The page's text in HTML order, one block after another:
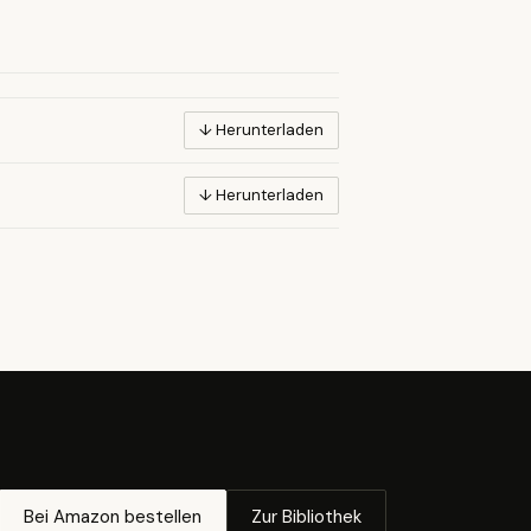
↓ Herunterladen
↓ Herunterladen
Bei Amazon bestellen Zur Bibliothek